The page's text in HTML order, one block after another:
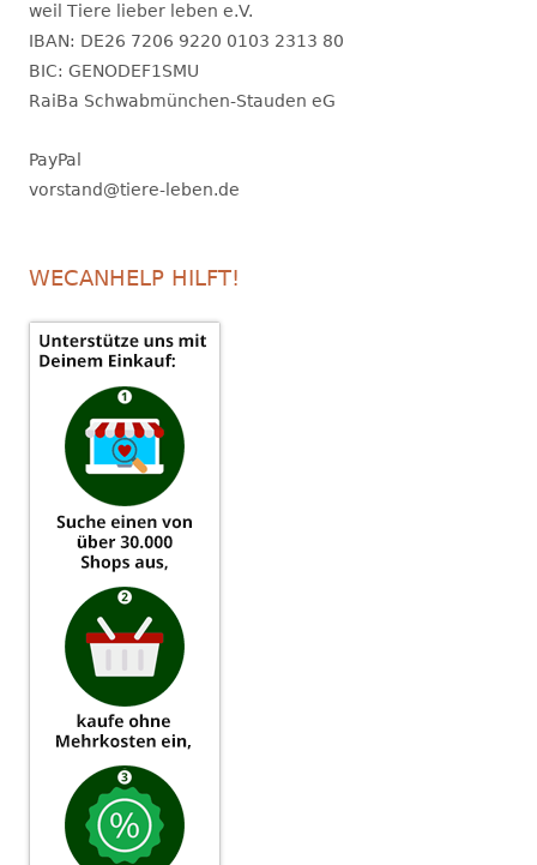
weil Tiere lieber leben e.V.
IBAN: DE26 7206 9220 0103 2313 80
BIC: GENODEF1SMU
RaiBa Schwabmünchen-Stauden eG
PayPal
vorstand@tiere-leben.de
WECANHELP HILFT!